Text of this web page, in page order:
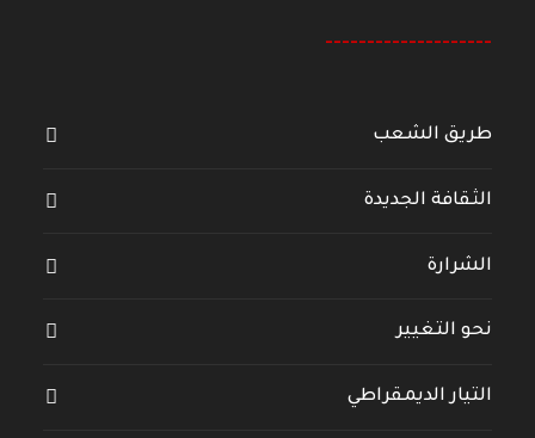
--------------------
طريق الشعب
الثقافة الجديدة
الشرارة
نحو التغيير
التيار الديمقراطي